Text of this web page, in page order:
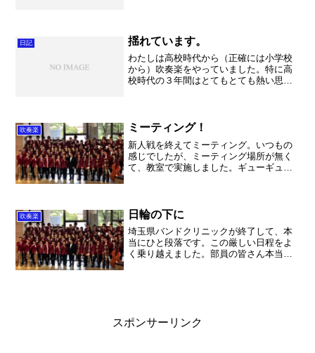
ト、セクションで確認。 という...
日記 揺れています。
わたしは高校時代から（正確には小学校
から）吹奏楽をやっていました。特に高
校時代の３年間はとてもとても熱い思い
前の年までは３年生が６月...
吹奏楽 ミーティング！
新人戦を終えてミーティング。いつもの
感じでしたが、ミーティング場所が無く
て、教室で実施しました。ギューギュー
い！個人、パートで話し合っ...
吹奏楽 日輪の下に
埼玉県バンドクリニックが終了して、本
当にひと段落です。この厳しい日程をよ
く乗り越えました。部員の皆さん本当に
スポンサーリンク